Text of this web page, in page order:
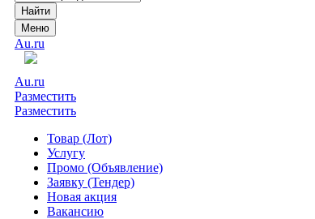
Найти
Меню
Au.ru
Au.ru
Разместить
Разместить
Товар (Лот)
Услугу
Промо (Объявление)
Заявку (Тендер)
Новая акция
Вакансию